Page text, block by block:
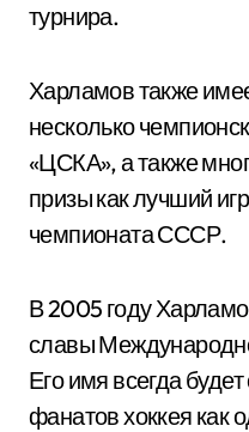
турнира.
Харламов также
несколько
«ЦСКА», а также
призы как лучший
чемпионата СССР.
В 2005 году
славы
Его имя всегда
фанатов хоккея как